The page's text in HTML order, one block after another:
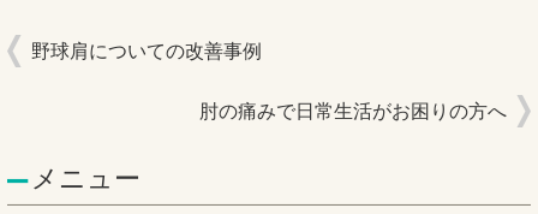
野球肩についての改善事例
肘の痛みで日常生活がお困りの方へ
メニュー